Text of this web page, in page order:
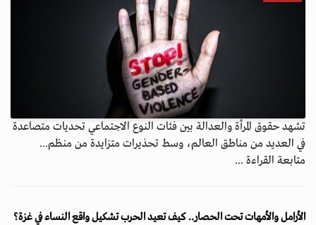
تشهد حقوق المرأة والعدالة بين فئات النوع الاجتماعي تحديات متصاعدة
في العديد من مناطق العالم، وسط تحذيرات متزايدة من منظم...
متابعة القراءة ...
الأرامل والأمهات تحت الحصار.. كيف تعيد الحرب تشكيل واقع النساء في غزة؟